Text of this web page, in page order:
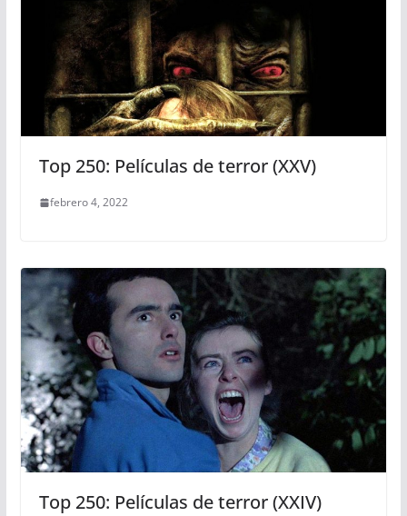
Top 250: Películas de terror (XXV)
febrero 4, 2022
Top 250: Películas de terror (XXIV)